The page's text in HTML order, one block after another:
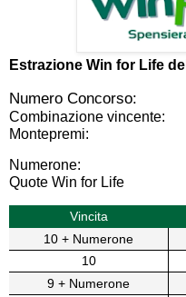
Estrazione Win for Life del
Numero Concorso:
Combinazione vincente:
Montepremi:
Numerone:
Quote Win for Life
Vincita
10 + Numerone
10
9 + Numerone